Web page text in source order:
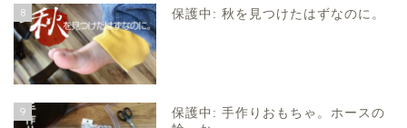
8 保護中: 秋を見つけたはずなのに。
9
保護中: 手作りおもちゃ。ホースの